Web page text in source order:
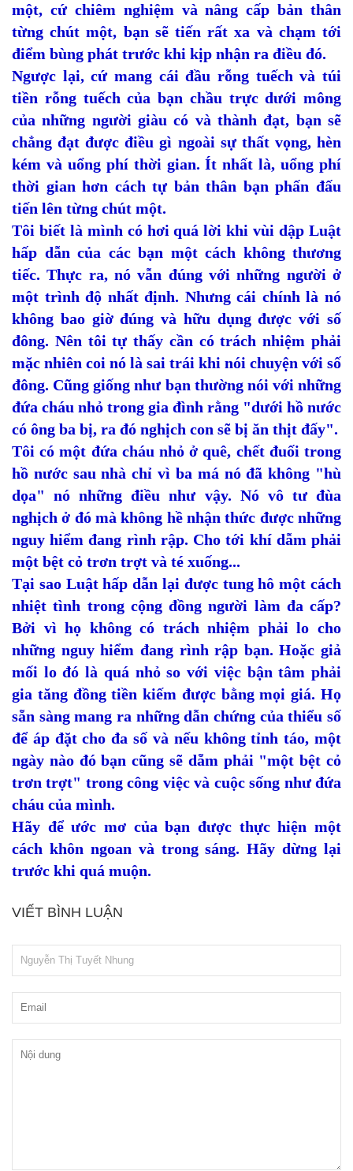
một, cứ chiêm nghiệm và nâng cấp bản thân
từng chút một, bạn sẽ tiến rất xa và chạm tới
điểm bùng phát trước khi kịp nhận ra điều đó.
Ngược lại, cứ mang cái đầu rỗng tuếch và túi
tiền rỗng tuếch của bạn chầu trực dưới mông
của những người giàu có và thành đạt, bạn sẽ
chẳng đạt được điều gì ngoài sự thất vọng, hèn
kém và uổng phí thời gian. Ít nhất là, uổng phí
thời gian hơn cách tự bản thân bạn phấn đấu
tiến lên từng chút một.
Tôi biết là mình có hơi quá lời khi vùi dập Luật
hấp dẫn của các bạn một cách không thương
tiếc. Thực ra, nó vẫn đúng với những người ở
một trình độ nhất định. Nhưng cái chính là nó
không bao giờ đúng và hữu dụng được với số
đông. Nên tôi tự thấy cần có trách nhiệm phải
mặc nhiên coi nó là sai trái khi nói chuyện với số
đông. Cũng giống như bạn thường nói với những
đứa cháu nhỏ trong gia đình rằng "dưới hồ nước
có ông ba bị, ra đó nghịch con sẽ bị ăn thịt đấy".
Tôi có một đứa cháu nhỏ ở quê, chết đuối trong
hồ nước sau nhà chỉ vì ba má nó đã không "hù
dọa" nó những điều như vậy. Nó vô tư đùa
nghịch ở đó mà không hề nhận thức được những
nguy hiểm đang rình rập. Cho tới khí dẫm phải
một bệt cỏ trơn trợt và té xuống...
Tại sao Luật hấp dẫn lại được tung hô một cách
nhiệt tình trong cộng đồng người làm đa cấp?
Bởi vì họ không có trách nhiệm phải lo cho
những nguy hiểm đang rình rập bạn. Hoặc giả
mối lo đó là quá nhỏ so với việc bận tâm phải
gia tăng đồng tiền kiếm được bằng mọi giá. Họ
sẵn sàng mang ra những dẫn chứng của thiểu số
để áp đặt cho đa số và nếu không tỉnh táo, một
ngày nào đó bạn cũng sẽ dẵm phải "một bệt cỏ
trơn trợt" trong công việc và cuộc sống như đứa
cháu của mình.
Hãy để ước mơ của bạn được thực hiện một
cách khôn ngoan và trong sáng. Hãy dừng lại
trước khi quá muộn.
VIẾT BÌNH LUẬN